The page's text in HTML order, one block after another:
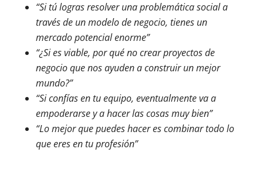
“Si tú logras resolver una problemática social a
través de un modelo de negocio, tienes un
mercado potencial enorme”
“¿Si es viable, por qué no crear proyectos de
negocio que nos ayuden a construir un mejor
mundo?”
“Si confías en tu equipo, eventualmente va a
empoderarse y a hacer las cosas muy bien”
“Lo mejor que puedes hacer es combinar todo lo
que eres en tu profesión”